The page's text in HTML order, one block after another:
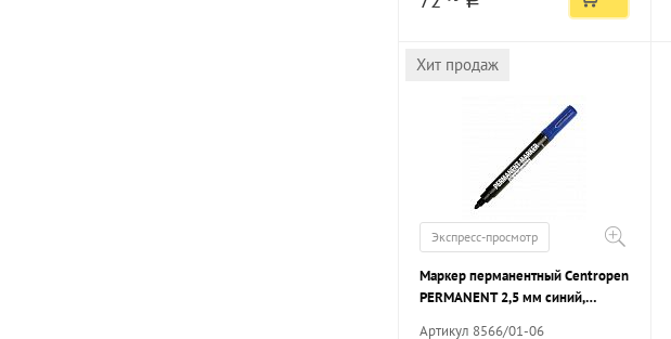
Хит продаж
Экспресс-просмотр
Маркер перманентный Centropen
PERMANENT 2,5 мм синий,
Артикул 8566/01-06